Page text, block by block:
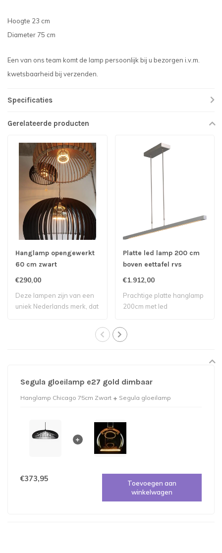
Hoogte 23 cm
Diameter 75 cm
Een van ons team komt de lamp persoonlijk bij u bezorgen i.v.m.
kwetsbaarheid bij verzenden.
Specificaties
Gerelateerde producten
Hanglamp opengewerkt
60 cm zwart
€290,00
Deze lampen zijn van een
uniek Nederlands merk, dat
Platte led lamp 200 cm
boven eettafel rvs
€1.912,00
Prachtige platte hanglamp
200cm met led
Segula gloeilamp e27 gold dimbaar
Hanglamp Chicago 75cm Zwart Segula gloeilamp
€373,95
Toevoegen aan
winkelwagen